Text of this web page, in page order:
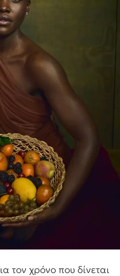
τον χρόνο που δίνεται